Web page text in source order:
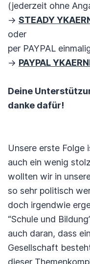
(jederzeit ohne
-> STEADY
oder
per PAYPAL
-> PAYPAL
Deine
danke dafür!
Unsere erste Folge
auch ein wenig
wollten wir in
so sehr politisch
doch irgendwie
“Schule und
auch daran, dass
Gesellschaft
dieser